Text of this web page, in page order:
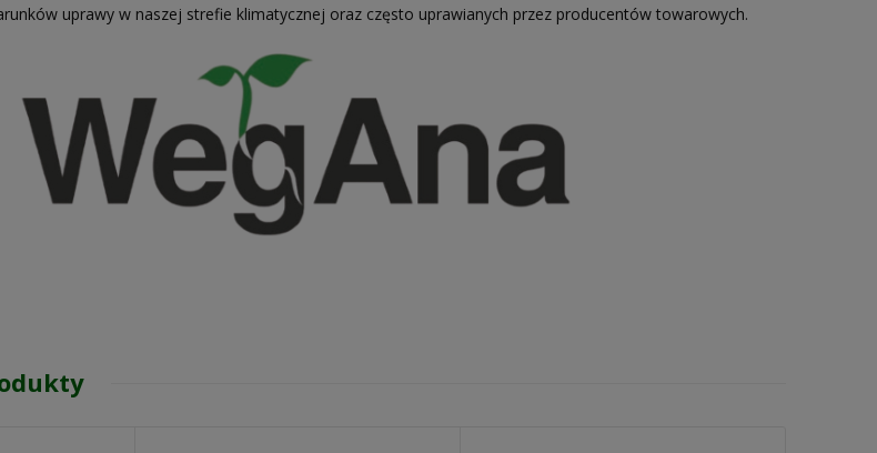
uprawy w naszej strefie klimatycznej oraz często uprawianych przez producentów towarowych.